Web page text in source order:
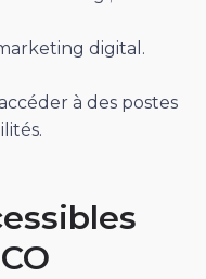
digital.
à des postes